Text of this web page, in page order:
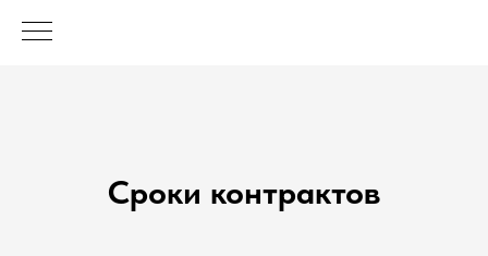
Сроки контрактов